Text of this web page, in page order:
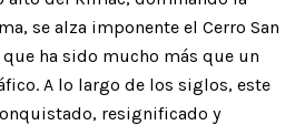
se alza imponente el Cerro San
ha sido mucho más que un
A lo largo de los siglos, este
resignificado y